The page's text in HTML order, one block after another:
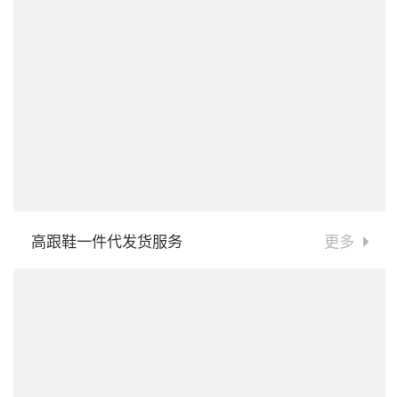
高跟鞋一件代发货服务 更多